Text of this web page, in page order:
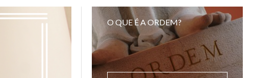
O QUE É A ORDEM?